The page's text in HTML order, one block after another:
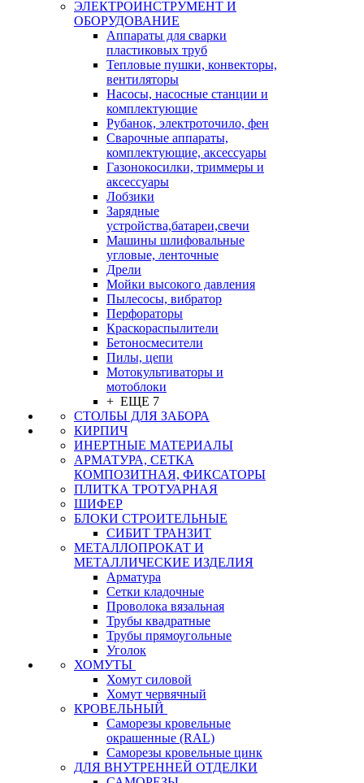
ЭЛЕКТРОИНСТРУМЕНТ И
ОБОРУДОВАНИЕ
Аппараты для сварки
пластиковых труб
Тепловые пушки, конвекторы,
вентиляторы
Насосы, насосные станции и
комплектующие
Рубанок, электроточило, фен
Сварочные аппараты,
комплектующие, аксессуары
Газонокосилки, триммеры и
аксессуары
Лобзики
Зарядные
устройства,батареи,свечи
Машины шлифовальные
угловые, ленточные
Дрели
Мойки высокого давления
Пылесосы, вибратор
Перфораторы
Краскораспылители
Бетоносмесители
Пилы, цепи
Мотокультиваторы и
мотоблоки
+ ЕЩЕ 7
СТОЛБЫ ДЛЯ ЗАБОРА
КИРПИЧ
ИНЕРТНЫЕ МАТЕРИАЛЫ
АРМАТУРА, СЕТКА
КОМПОЗИТНАЯ, ФИКСАТОРЫ
ПЛИТКА ТРОТУАРНАЯ
ШИФЕР
БЛОКИ СТРОИТЕЛЬНЫЕ
СИБИТ ТРАНЗИТ
МЕТАЛЛОПРОКАТ И
МЕТАЛЛИЧЕСКИЕ ИЗДЕЛИЯ
Арматура
Сетки кладочные
Проволока вязальная
Трубы квадратные
Трубы прямоугольные
Уголок
ХОМУТЫ
Хомут силовой
Хомут червячный
КРОВЕЛЬНЫЙ
Саморезы кровельные
окрашенные (RAL)
Саморезы кровельные цинк
ДЛЯ ВНУТРЕННЕЙ ОТДЕЛКИ